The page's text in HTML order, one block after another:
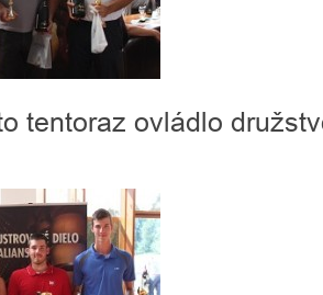
tentoraz ovládlo